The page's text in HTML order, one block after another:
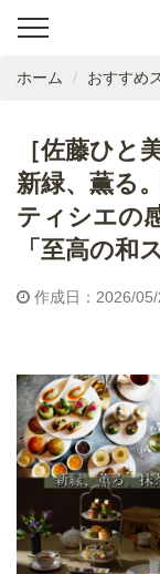
ホーム おすすめ
［佐藤ひと
新緑、薫る
ティシエの
「至高の和
作成日：2026/05/